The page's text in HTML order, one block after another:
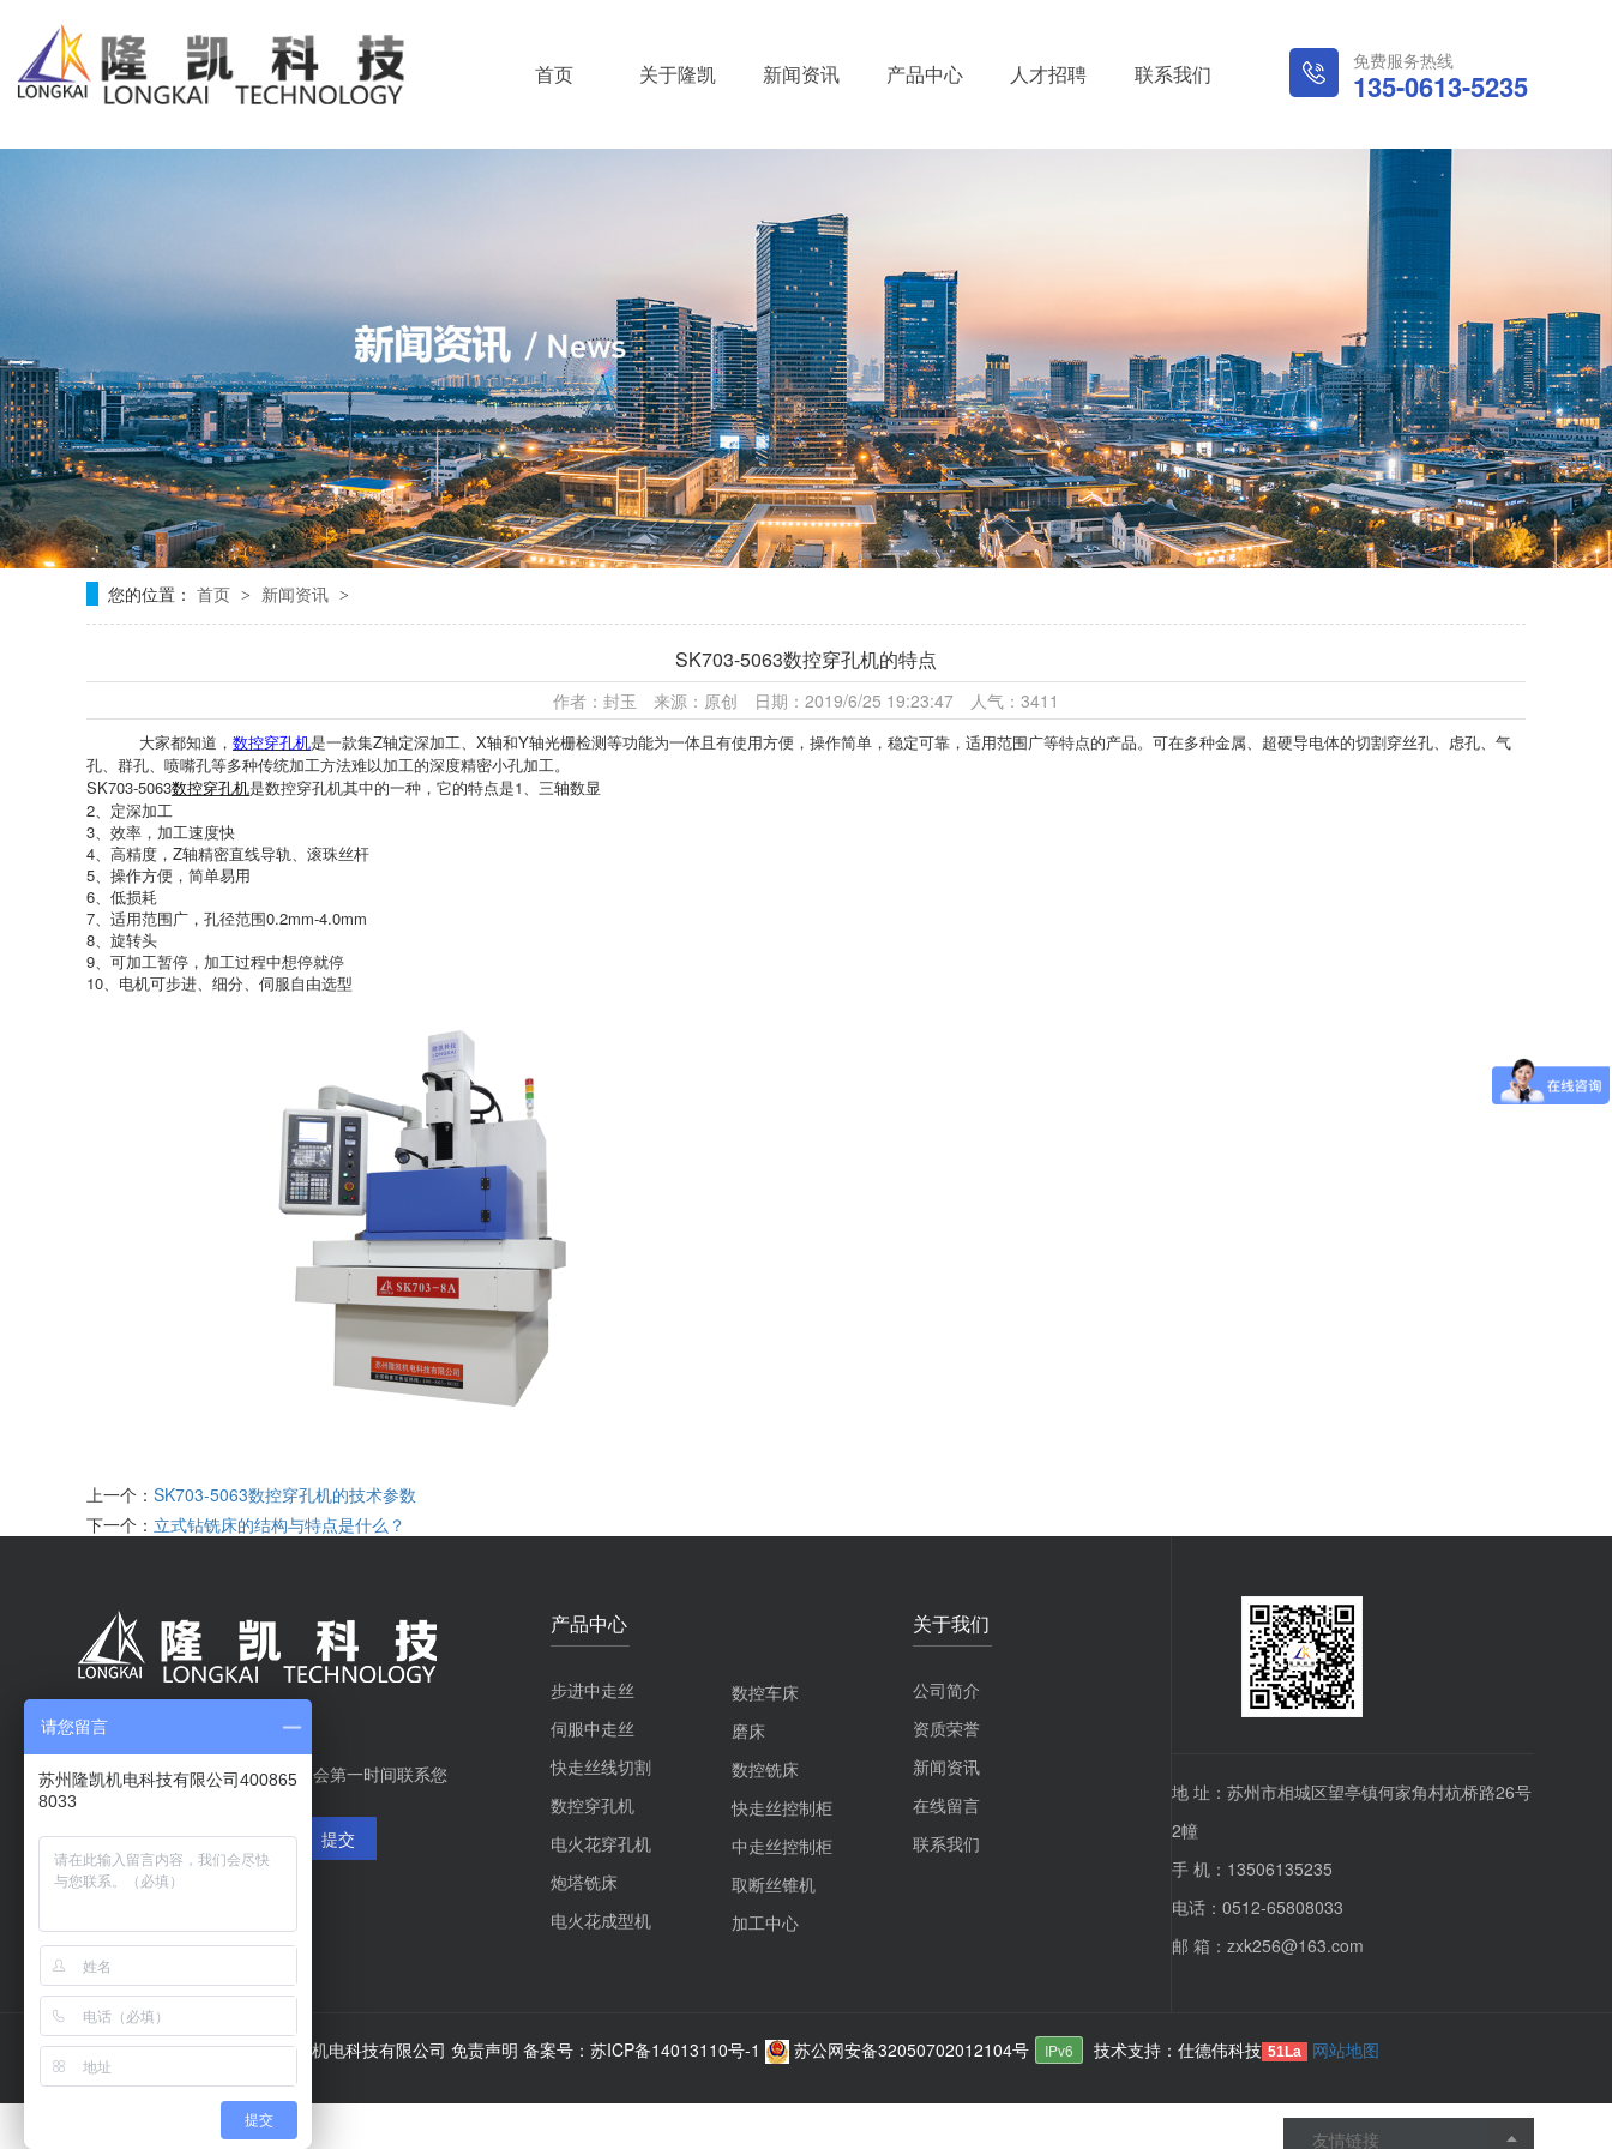
首页 关于隆凯 新闻资讯 产品中心 人才招聘 联系我们 免费服务热线
135-0613-5235
您的位置： 首页 > 新闻资讯 >
SK703-5063数控穿孔机的特点
作者：封玉 来源：原创 日期：2019/6/25 19:23:47 人气：3411
大家都知道， 数控穿孔机是一款集Z轴定深加工、X轴和Y轴光栅检测等功能为一体且有使用方便，操作简单，稳定可靠，适用范围广等特点的产品。可在多种金属、超硬导电体的切割穿丝孔、虑孔、气
孔、群孔、喷嘴孔等多种传统加工方法难以加工的深度精密小孔加工。
SK703-5063数控穿孔机是数控穿孔机其中的一种，它的特点是1、三轴数显
2、定深加工
3、效率，加工速度快
4、高精度，Z轴精密直线导轨、滚珠丝杆
5、操作方便，简单易用
6、低损耗
7、适用范围广，孔径范围0.2mm-4.0mm
8、旋转头
9、可加工暂停，加工过程中想停就停
10、电机可步进、细分、伺服自由选型
上一个： SK703-5063数控穿孔机的技术参数
下一个： 立式钻铣床的结构与特点是什么？
在线留言
如有需求请留下联系方式，我们会第一时间联系您
提交
产品中心
步进中走丝
伺服中走丝
快走丝线切割
数控穿孔机
电火花穿孔机
炮塔铣床
电火花成型机
数控车床
磨床
数控铣床
快走丝控制柜
中走丝控制柜
取断丝锥机
加工中心
关于我们
公司简介
资质荣誉
新闻资讯
在线留言
联系我们
地 址：苏州市相城区望亭镇何家角村杭桥路26号
2幢
手 机：13506135235
电话：0512-65808033
邮 箱：zxk256@163.com
copy; 2020 Copyright 苏州隆凯机电科技有限公司 免责声明 备案号：苏ICP备14013110号-1 苏公网安备32050702012104号 IPv6 技术支持：仕德伟科技 51La 网站地图
请您留言
苏州隆凯机电科技有限公司400865
8033
提交